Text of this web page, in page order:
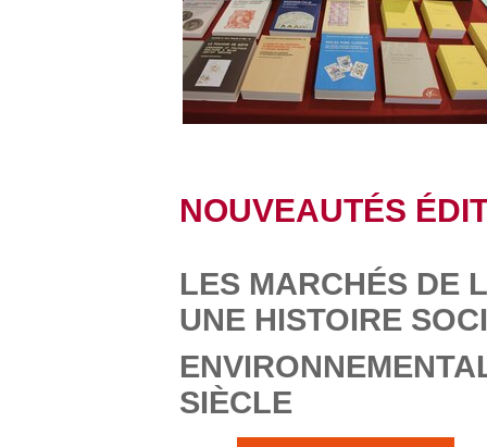
NOUVEAUTÉS
LES MARCHÉS DE
UNE HISTOIRE
SIÈCLE